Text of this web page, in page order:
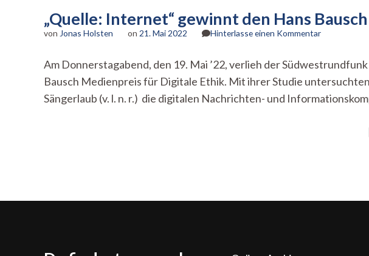
„Quelle: Internet“ gewinnt den Hans
von Jonas Holsten on 21. Mai 2022 Hinterlasse einen Kommentarzu
gewinnt
den
Hans
Bausch
Am Donnerstagabend, den 19. Mai ’22, verlieh der
Bausch Medienpreis für Digitale Ethik. Mit ihrer Studie
Sängerlaub (v. l. n. r.) die digitalen Nachrichten- und